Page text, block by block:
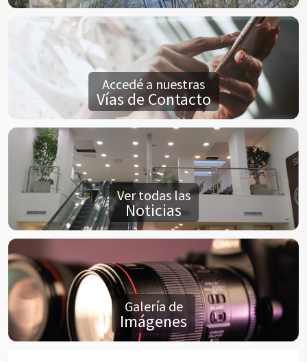
Accedé a nuestras
Vías de Contacto
Ver todas las
Noticias
Galería de
Imágenes